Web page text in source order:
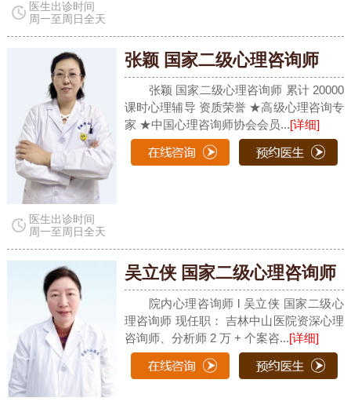
医生出诊时间
周一至周日全天
医生出诊时间
周一至周日全天
张颖 国家二级心理咨询师
张颖 国家二级心理咨询师 累计 20000
课时心理辅导 资质荣誉 ★高级心理咨询专
家 ★中国心理咨询师协会会员...[详细]
吴立侠 国家二级心理咨询师
院内心理咨询师 l 吴立侠 国家二级心
理咨询师 现任职： 吉林中山医院资深心理
咨询师、分析师 2 万 + 个案咨...[详细]